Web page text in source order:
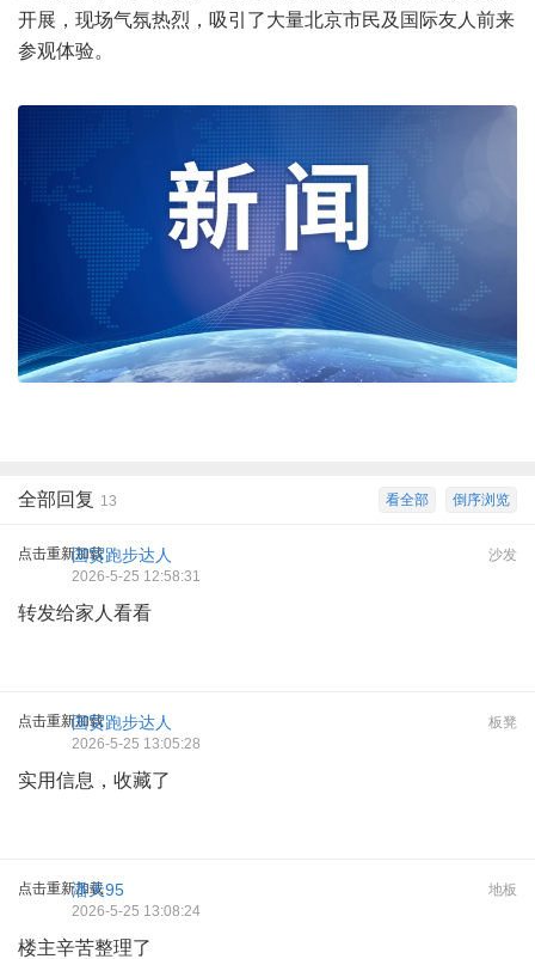
开展，现场气氛热烈，吸引了大量北京市民及国际友人前来
参观体验。
倒序浏览
看全部
全部回复 13
点击重新加载 沙发
国贸跑步达人
2026-5-25 12:58:31
转发给家人看看
点击重新加载 板凳
国贸跑步达人
2026-5-25 13:05:28
实用信息，收藏了
点击重新加载 地板
潘天95
2026-5-25 13:08:24
楼主辛苦整理了